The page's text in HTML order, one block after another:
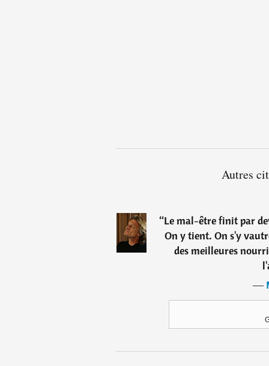
Autres
“Le mal-être finit par
On y tient. On s'y
des meilleures
―